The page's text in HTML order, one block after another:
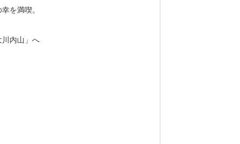
を満喫。
内山」へ